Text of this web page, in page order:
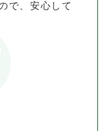
で、安心して